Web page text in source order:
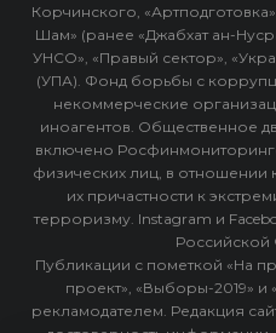
Корчинского,
Шам» (ранее «Джабхат ан-
УНСО», «Правый сектор»,
(УПА). Фонд борьбы с
некоммерческие
иноагентов. Общественное
включено
физических лиц, в отношении
их причастности к
терроризму. Instagram и
Российской
Публикации с пометкой «На
проект», «Выборы-2019»
рекламодателем. Редакция